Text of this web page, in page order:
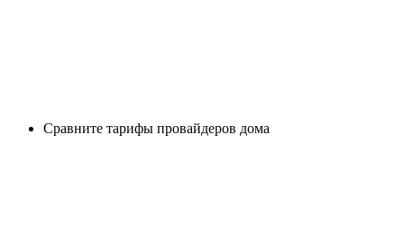
Сравните тарифы провайдеров дома